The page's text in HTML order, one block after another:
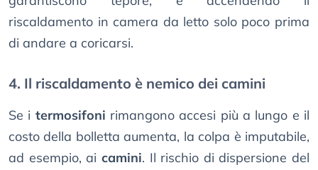
riscaldamento in camera da letto solo poco prima
di andare a coricarsi.
4. Il riscaldamento è nemico dei camini
Se i termosifoni rimangono accesi più a lungo e il
costo della bolletta aumenta, la colpa è imputabile,
ad esempio, ai camini. Il rischio di dispersione del